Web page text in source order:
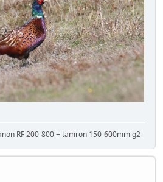
RF 200-800 + tamron 150-600mm g2